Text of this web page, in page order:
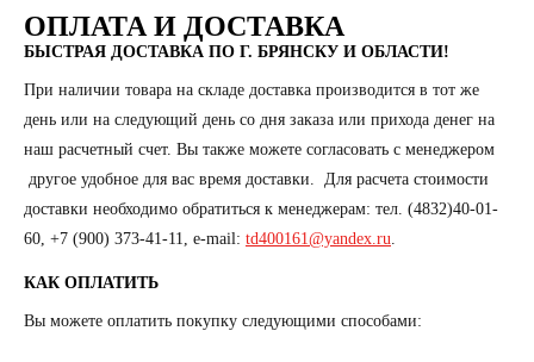
ОПЛАТА И ДОСТАВКА
БЫСТРАЯ ДОСТАВКА ПО Г. БРЯНСКУ И ОБЛАСТИ!
При наличии товара на складе доставка производится в тот же
день или на следующий день со дня заказа или прихода денег на
наш расчетный счет. Вы также можете согласовать с менеджером
другое удобное для вас время доставки. Для расчета стоимости
доставки необходимо обратиться к менеджерам: тел. (4832)40-01-
60, +7 (900) 373-41-11, e-mail: td400161@yandex.ru.
КАК ОПЛАТИТЬ
Вы можете оплатить покупку следующими способами: